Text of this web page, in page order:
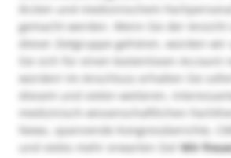
Ärzten und medizinischem
gemacht werden. Wenn Sie der Ansicht
dieser Zielgruppe gehören, würden wir
Sie sich für einen kostenlosen Account
würden! Im Anschluss erhalten Sie
diesem und vielen weiteren,
medizinisch-wissenschaftlichen
News, spannende Kongressberichte,
und vieles mehr erwarten Sie!Wir